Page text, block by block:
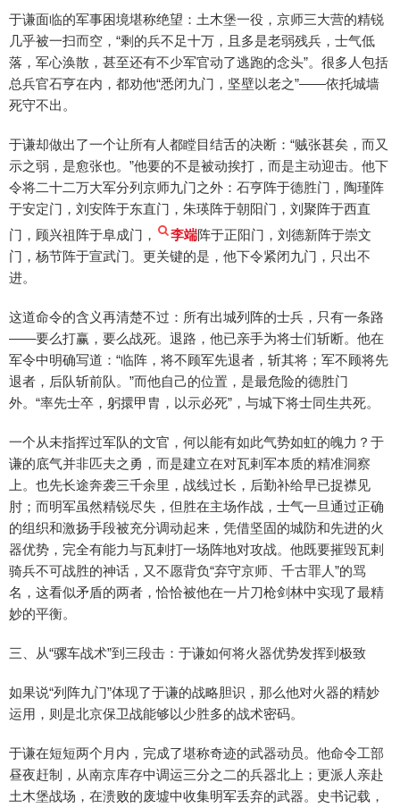
于谦面临的军事困境堪称绝望：土木堡一役，京师三大营的精锐
几乎被一扫而空，“剩的兵不足十万，且多是老弱残兵，士气低
落，军心涣散，甚至还有不少军官动了逃跑的念头”。很多人包括
总兵官石亨在内，都劝他“悉闭九门，坚壁以老之”——依托城墙
死守不出。
于谦却做出了一个让所有人都瞠目结舌的决断：“贼张甚矣，而又
示之弱，是愈张也。”他要的不是被动挨打，而是主动迎击。他下
令将二十二万大军分列京师九门之外：石亨阵于德胜门，陶瑾阵
于安定门，刘安阵于东直门，朱瑛阵于朝阳门，刘聚阵于西直
门，顾兴祖阵于阜成门，
李端阵于正阳门，刘德新阵于崇文
门，杨节阵于宣武门。更关键的是，他下令紧闭九门，只出不
进。
这道命令的含义再清楚不过：所有出城列阵的士兵，只有一条路
——要么打赢，要么战死。退路，他已亲手为将士们斩断。他在
军令中明确写道：“临阵，将不顾军先退者，斩其将；军不顾将先
退者，后队斩前队。”而他自己的位置，是最危险的德胜门
外。“率先士卒，躬擐甲胄，以示必死”，与城下将士同生共死。
一个从未指挥过军队的文官，何以能有如此气势如虹的魄力？于
谦的底气并非匹夫之勇，而是建立在对瓦剌军本质的精准洞察
上。也先长途奔袭三千余里，战线过长，后勤补给早已捉襟见
肘；而明军虽然精锐尽失，但胜在主场作战，士气一旦通过正确
的组织和激扬手段被充分调动起来，凭借坚固的城防和先进的火
器优势，完全有能力与瓦剌打一场阵地对攻战。他既要摧毁瓦剌
骑兵不可战胜的神话，又不愿背负“弃守京师、千古罪人”的骂
名，这看似矛盾的两者，恰恰被他在一片刀枪剑林中实现了最精
妙的平衡。
三、从“骡车战术”到三段击：于谦如何将火器优势发挥到极致
如果说“列阵九门”体现了于谦的战略胆识，那么他对火器的精妙
运用，则是北京保卫战能够以少胜多的战术密码。
于谦在短短两个月内，完成了堪称奇迹的武器动员。他命令工部
昼夜赶制，从南京库存中调运三分之二的兵器北上；更派人亲赴
土木堡战场，在溃败的废墟中收集明军丢弃的武器。史书记载，